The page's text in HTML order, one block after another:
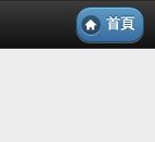
首頁